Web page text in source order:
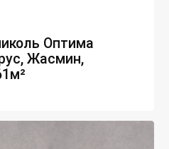
Оптима
Жасмин,